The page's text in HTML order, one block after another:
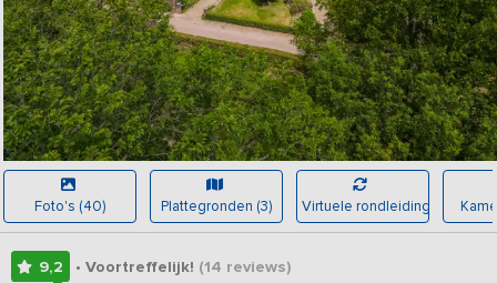
Foto's (40) Plattegronden (3) Virtuele rondleiding
9,2 • Voortreffelijk! (14 reviews)